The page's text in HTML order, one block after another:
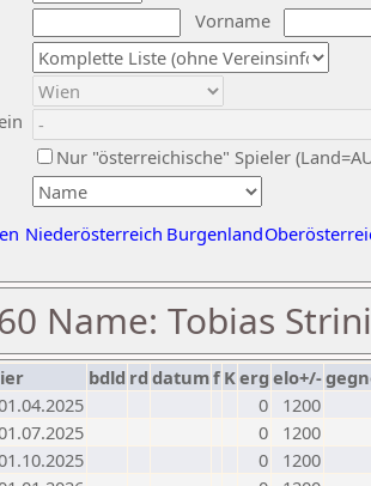
Vorname
Nur "österreichische" Spieler
Niederösterreich Burgenland
Name: Tobias Strini
bdld rd datumf Kerg elo+/-
0
1200
0
1200
0
1200